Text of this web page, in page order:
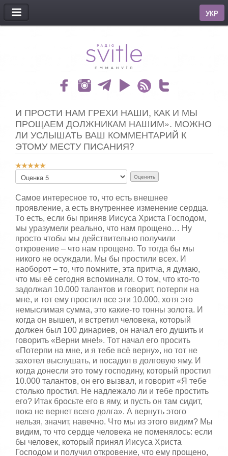
МЕНЮ
УКР
И ПРОСТИ НАМ ГРЕХИ НАШИ, КАК И МЫ
ПРОЩАЕМ ДОЛЖНИКАМ НАШИМ». МОЖНО
ЛИ УСЛЫШАТЬ ВАШ КОММЕНТАРИЙ К
ЭТОМУ МЕСТУ ПИСАНИЯ?
Р
й
т
и
н
г
:
5
/
5
о
ж
а
л
у
й
с
т
а
,
о
ц
е
н
и
т
е
Самое интересное то, что есть внешнее
проявление, а есть внутреннее изменение сердца.
То есть, если бы приняв Иисуса Христа Господом,
мы уразумели реально, что нам прощено… Ну
просто чтобы мы действительно получили
откровение – что нам прощено. То тогда бы мы
никого не осуждали. Мы бы простили всех. И
наоборот – то, что помните, эта притча, я думаю,
что мы её сегодня вспоминали. О том, что кто-то
задолжал 10.000 талантов и говорит, потерпи на
мне, и тот ему простил все эти 10.000, хотя это
немыслимая сумма, это какие-то тонны золота. И
когда он вышел, и встретил человека, который
должен был 100 динариев, он начал его душить и
говорить «Верни мне!». Тот начал его просить
«Потерпи на мне, и я тебе всё верну», но тот не
захотел выслушать, и посадил в долговую яму. И
когда донесли это тому господину, который простил
10.000 талантов, он его вызвал, и говорит «Я тебе
столько простил. Не надлежало ли и тебе простить
его? Итак бросьте его в яму, и пусть он там сидит,
пока не вернет всего долга». А вернуть этого
нельзя, значит, навечно. Что мы из этого видим? Мы
видим, то что сердце человека не поменялось: если
бы человек, который принял Иисуса Христа
Господом и получил откровение, что ему прощено,